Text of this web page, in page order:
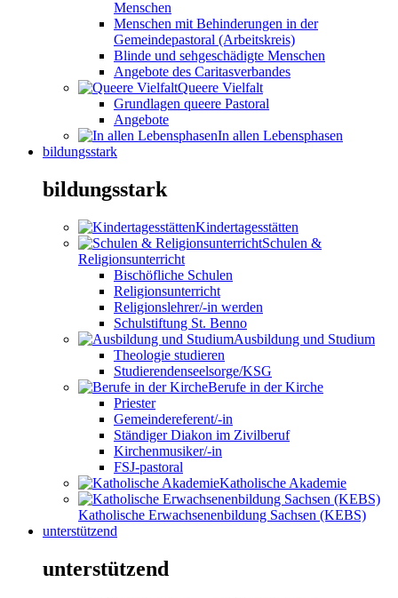
Menschen
Menschen mit Behinderungen in der
Gemeindepastoral (Arbeitskreis)
Blinde und sehgeschädigte Menschen
Angebote des Caritasverbandes
Queere Vielfalt
Grundlagen queere Pastoral
Angebote
In allen Lebensphasen
bildungsstark
bildungsstark
Kindertagesstätten
Schulen &
Religionsunterricht
Bischöfliche Schulen
Religionsunterricht
Religionslehrer/-in werden
Schulstiftung St. Benno
Ausbildung und Studium
Theologie studieren
Studierendenseelsorge/KSG
Berufe in der Kirche
Priester
Gemeindereferent/-in
Ständiger Diakon im Zivilberuf
Kirchenmusiker/-in
FSJ-pastoral
Katholische Akademie
Katholische Erwachsenenbildung Sachsen (KEBS)
unterstützend
unterstützend